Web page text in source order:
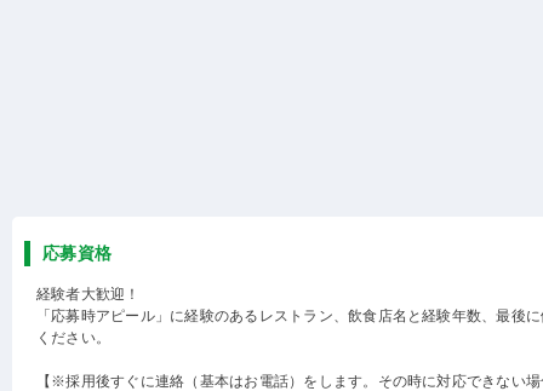
応募資格
経験者大歓迎！
「応募時アピール」に経験のあるレストラン、飲食店名と経験年数、最後
ください。
【※採用後すぐに連絡（基本はお電話）をします。その時に対応できない